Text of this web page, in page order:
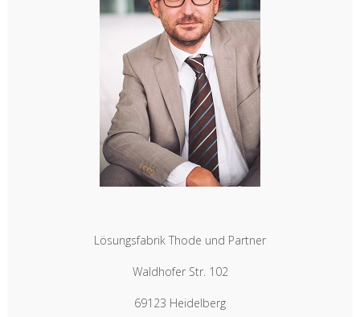
Lösungsfabrik Thode und Partner
Waldhofer Str. 102
69123 Heidelberg